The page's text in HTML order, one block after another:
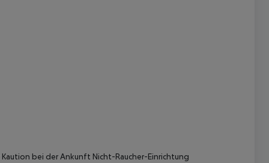
Kaution bei der Ankunft Nicht-Raucher-Einrichtung